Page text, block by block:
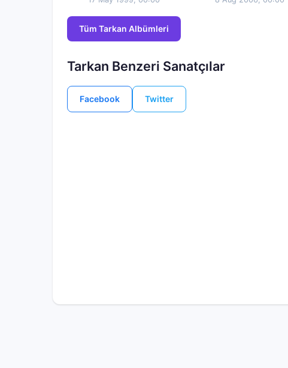
Tüm Tarkan Albümleri
Tarkan Benzeri Sanatçılar
Facebook Twitter